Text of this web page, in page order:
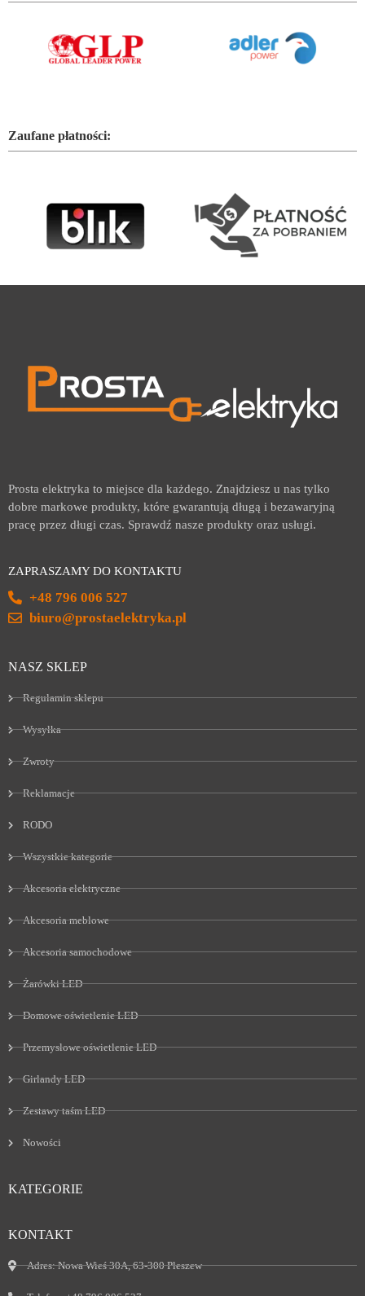
Zaufane płatności:
Prosta elektryka to miejsce dla każdego. Znajdziesz u nas tylko
dobre markowe produkty, które gwarantują długą i bezawaryjną
pracę przez długi czas. Sprawdź nasze produkty oraz usługi.
ZAPRASZAMY DO KONTAKTU
+48 796 006 527
biuro@prostaelektryka.pl
NASZ SKLEP
Regulamin sklepu
Wysyłka
Zwroty
Reklamacje
RODO
Wszystkie kategorie
Akcesoria elektryczne
Akcesoria meblowe
Akcesoria samochodowe
Żarówki LED
Domowe oświetlenie LED
Przemysłowe oświetlenie LED
Girlandy LED
Zestawy taśm LED
Nowości
KATEGORIE
KONTAKT
Adres:Nowa Wieś 30A, 63-300 Pleszew